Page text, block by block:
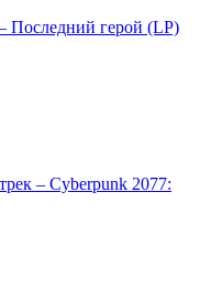
Последний герой (LP)
– Cyberpunk 2077: